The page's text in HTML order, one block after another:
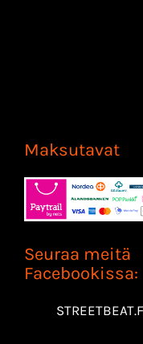
Maksutavat
Seuraa meitä
Facebookissa: